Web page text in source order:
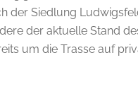
der Siedlung
der aktuelle Stand
um die Trasse auf